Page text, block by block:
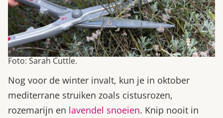
Foto: Sarah Cuttle.
Nog voor de winter invalt, kun je in oktober
mediterrane struiken zoals cistusrozen,
rozemarijn en lavendel snoeien. Knip nooit in